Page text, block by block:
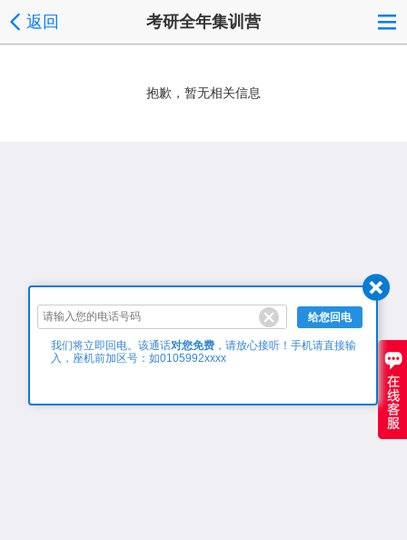
返回 考研全年集训营
抱歉，暂无相关信息
给您回电
我们将立即回电。该通话对您免费，请放心接听！手机请直接输
入，座机前加区号：如0105992xxxx